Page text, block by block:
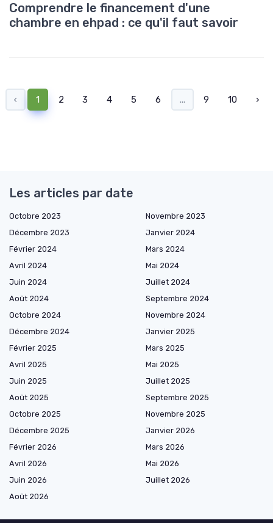
Comprendre le financement d'une
chambre en ehpad : ce qu'il faut savoir
‹ 1 2 3 4 5 6 ... 9 10 ›
Les articles par date
Octobre 2023
Novembre 2023
Décembre 2023
Janvier 2024
Février 2024
Mars 2024
Avril 2024
Mai 2024
Juin 2024
Juillet 2024
Août 2024
Septembre 2024
Octobre 2024
Novembre 2024
Décembre 2024
Janvier 2025
Février 2025
Mars 2025
Avril 2025
Mai 2025
Juin 2025
Juillet 2025
Août 2025
Septembre 2025
Octobre 2025
Novembre 2025
Décembre 2025
Janvier 2026
Février 2026
Mars 2026
Avril 2026
Mai 2026
Juin 2026
Juillet 2026
Août 2026